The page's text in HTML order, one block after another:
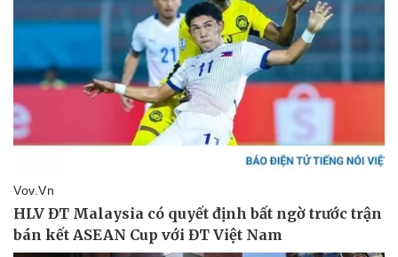
Phân tích